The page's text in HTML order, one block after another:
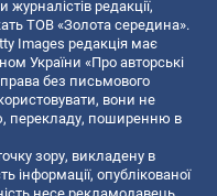
редакції,
ТОВ «Золота середина».
Images редакція має
України «Про авторські
без письмового
вони не
перекладу, поширенню в
зору, викладену в
інформації, опублікованої